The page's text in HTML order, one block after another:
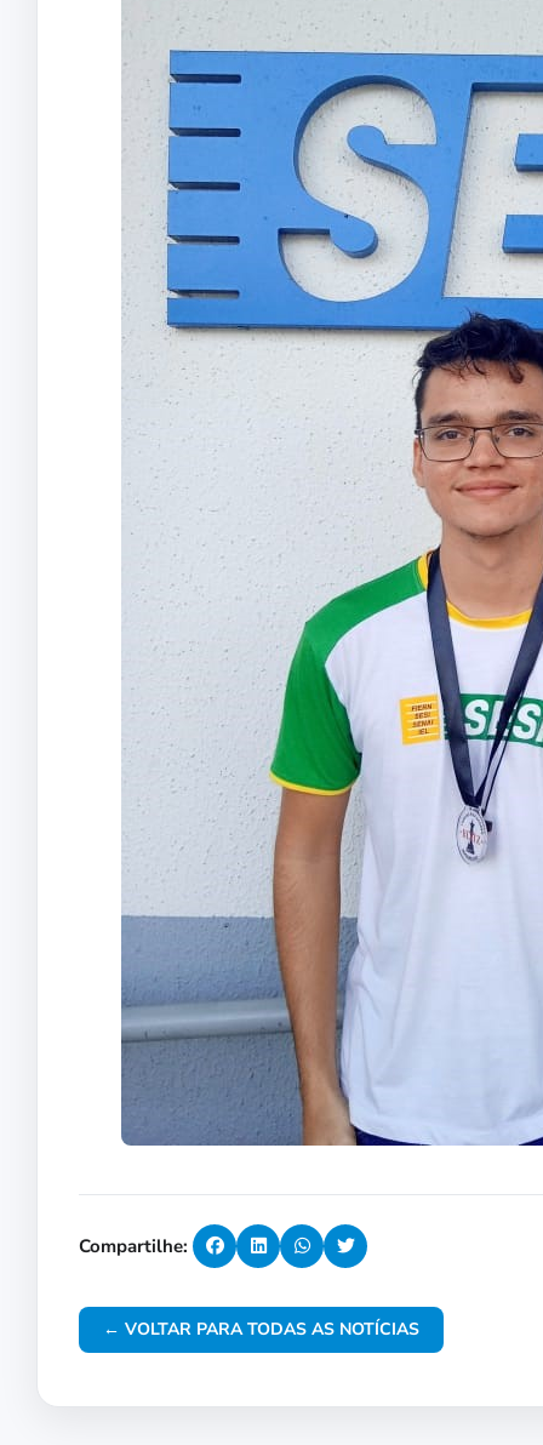
Compartilhe:
← VOLTAR PARA TODAS AS NOTÍCIAS